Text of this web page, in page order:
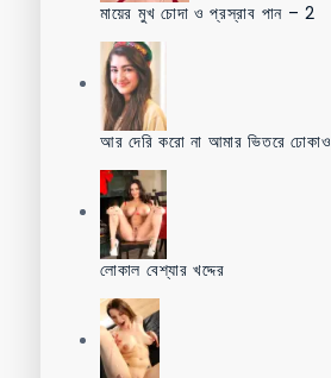
মায়ের মুখ চোদা ও প্রস্রাব পান – 2
আর দেরি করো না আমার ভিতরে ঢোকাও
লোকাল বেশ্যার খদ্দের